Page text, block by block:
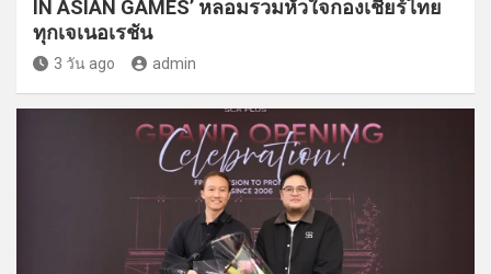
IN ASIAN GAMES’ หลอมรวมหัวใจกองเชียร์ไทย
ทุกเจเนอเรชัน
3 วัน ago admin